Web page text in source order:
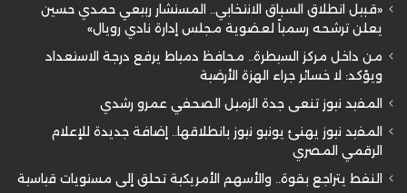
«قبيل انطلاق السباق الانتخابي.. المستشار ربيعي حمدي حسين
يعلن ترشحه رسمياً لعضوية مجلس إدارة نادي رويال»
من داخل مركز السيطرة.. محافظ دمياط يرفع درجة الاستعداد
ويؤكد: لا خسائر جراء الهزة الأرضية
المفيد نيوز تنعى جدة الزميل الصحفي عمرو رشدي
المفيد نيوز يهنئ يونيو نيوز بانطلاقها.. إضافة جديدة للإعلام
الرقمي المصري
النفط يتراجع بقوة.. والأسهم الأمريكية تحلق إلى مستويات قياسية